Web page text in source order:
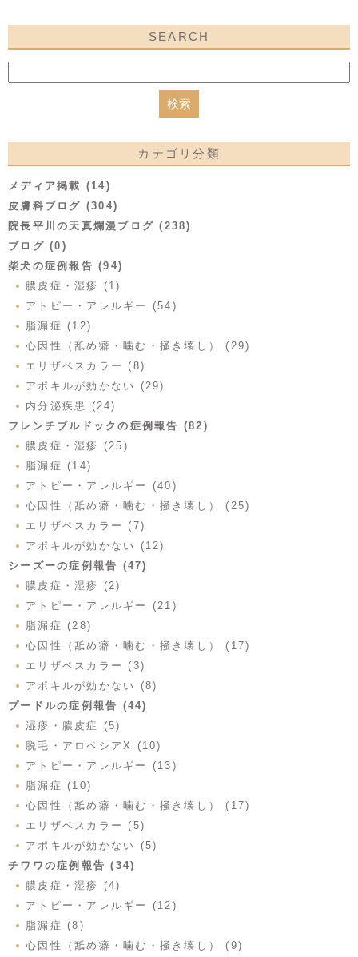
SEARCH
カテゴリ分類
メディア掲載 (14)
皮膚科ブログ (304)
院長平川の天真爛漫ブログ (238)
ブログ (0)
柴犬の症例報告 (94)
膿皮症・湿疹 (1)
アトピー・アレルギー (54)
脂漏症 (12)
心因性（舐め癖・噛む・掻き壊し） (29)
エリザベスカラー (8)
アポキルが効かない (29)
内分泌疾患 (24)
フレンチブルドックの症例報告 (82)
膿皮症・湿疹 (25)
脂漏症 (14)
アトピー・アレルギー (40)
心因性（舐め癖・噛む・掻き壊し） (25)
エリザベスカラー (7)
アポキルが効かない (12)
シーズーの症例報告 (47)
膿皮症・湿疹 (2)
アトピー・アレルギー (21)
脂漏症 (28)
心因性（舐め癖・噛む・掻き壊し） (17)
エリザベスカラー (3)
アポキルが効かない (8)
プードルの症例報告 (44)
湿疹・膿皮症 (5)
脱毛・アロペシアX (10)
アトピー・アレルギー (13)
脂漏症 (10)
心因性（舐め癖・噛む・掻き壊し） (17)
エリザベスカラー (5)
アポキルが効かない (5)
チワワの症例報告 (34)
膿皮症・湿疹 (4)
アトピー・アレルギー (12)
脂漏症 (8)
心因性（舐め癖・噛む・掻き壊し） (9)